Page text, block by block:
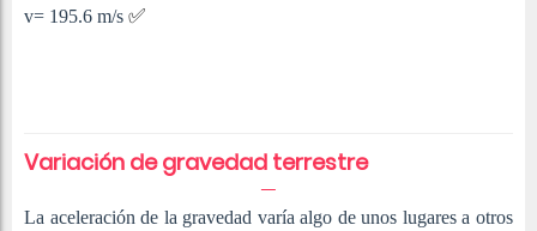
v= 195.6 m/s ✅
Variación de gravedad terrestre
La aceleración de la gravedad varía algo de unos lugares a otros